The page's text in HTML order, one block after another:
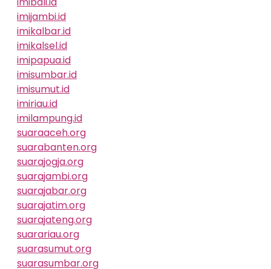
imijambi.id
imikalbar.id
imikalsel.id
imipapua.id
imisumbar.id
imisumut.id
imiriau.id
imilampung.id
suaraaceh.org
suarabanten.org
suarajogja.org
suarajambi.org
suarajabar.org
suarajatim.org
suarajateng.org
suarariau.org
suarasumut.org
suarasumbar.org